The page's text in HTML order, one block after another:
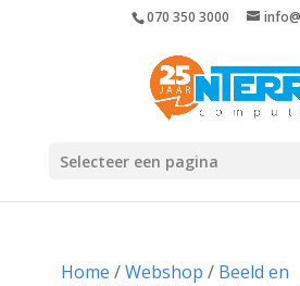
070 350 3000
Selecteer een pagina
Home /Webshop / Beeld en